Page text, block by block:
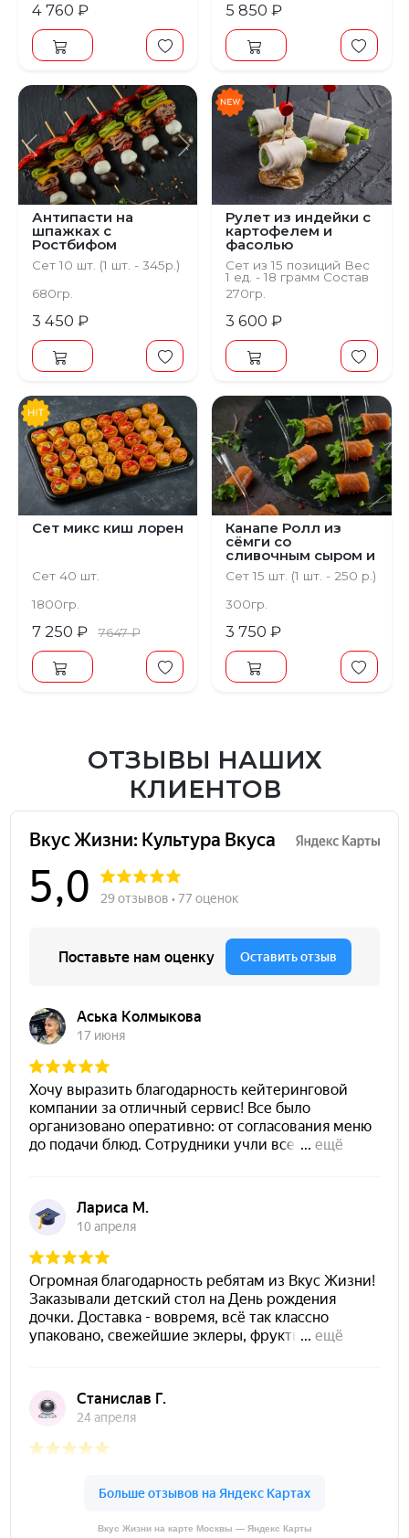
4 760 ₽ 5 850 ₽
Предыдущий Следующий
Антипасти на
шпажках с
Ростбифом
Сет 10 шт. (1 шт. - 345р.)
680гр.
3 450 ₽
Рулет из индейки с
картофелем и
фасолью
Сет из 15 позиций Вес
1 ед. - 18 грамм Состав
Картофель бейби,
соус нуазет, индейка
су-вид, фасоль
стручковая
270гр.
3 600 ₽
Сет микс киш лорен
Сет 40 шт.
1800гр.
7 250 ₽ 7647 ₽
Канапе Ролл из
сёмги со
сливочным сыром и
рукколой
Сет 15 шт. (1 шт. - 250 р.)
300гр.
3 750 ₽
ОТЗЫВЫ НАШИХ
КЛИЕНТОВ
Вкус Жизни на карте Москвы — Яндекс Карты